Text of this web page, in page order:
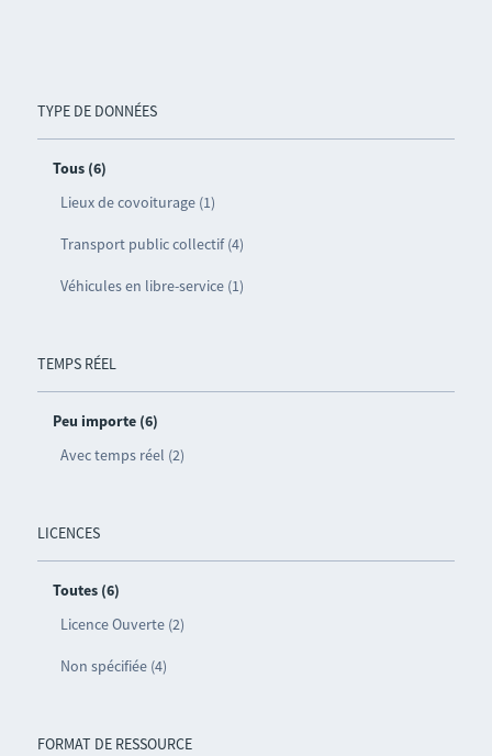
TYPE DE DONNÉES
Tous (6)
Lieux de covoiturage (1)
Transport public collectif (4)
Véhicules en libre-service (1)
TEMPS RÉEL
Peu importe (6)
Avec temps réel (2)
LICENCES
Toutes (6)
Licence Ouverte (2)
Non spécifiée (4)
FORMAT DE RESSOURCE